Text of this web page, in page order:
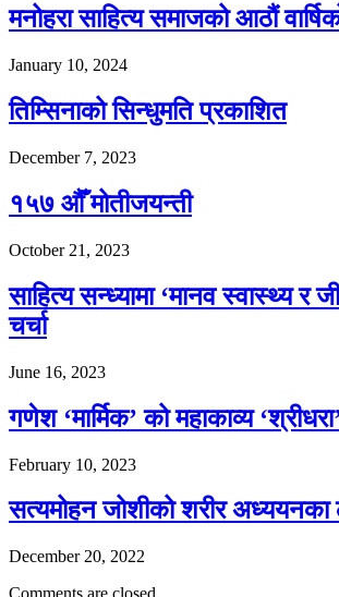
मनोहरा साहित्य समाजको आठौं
January 10, 2024
तिम्सिनाको सिन्धुमति प्रकाशित
December 7, 2023
१५७ औँ मोतीजयन्ती
October 21, 2023
साहित्य सन्ध्यामा ‘मानव स्वास्थ्य र
चर्चा
June 16, 2023
गणेश ‘मार्मिक’ को महाकाव्य
February 10, 2023
सत्यमोहन जोशीको शरीर अध्ययनका
December 20, 2022